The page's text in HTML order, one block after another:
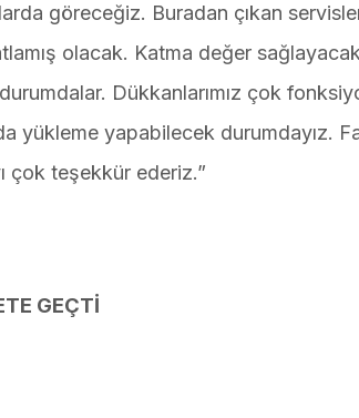
göreceğiz. Buradan çıkan
olacak. Katma değer
Dükkanlarımız çok
yükleme yapabilecek durumdayız.
çok teşekkür ederiz.”
GEÇTİ